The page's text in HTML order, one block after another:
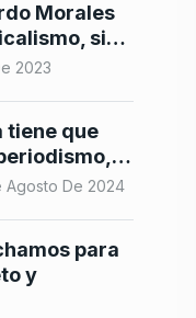
Morales
si…
2023
tiene que
Agosto De 2024
para
y